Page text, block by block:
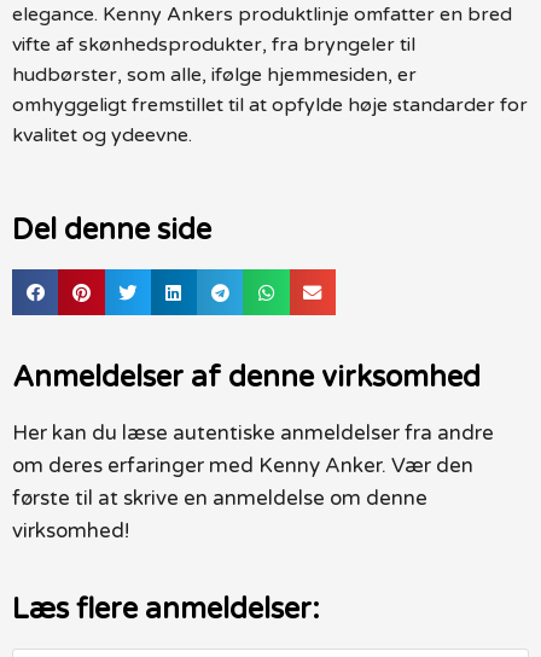
elegance. Kenny Ankers produktlinje omfatter en bred
vifte af skønhedsprodukter, fra bryngeler til
hudbørster, som alle, ifølge hjemmesiden, er
omhyggeligt fremstillet til at opfylde høje standarder for
kvalitet og ydeevne.
Del denne side
Anmeldelser af denne virksomhed
Her kan du læse autentiske anmeldelser fra andre
om deres erfaringer med Kenny Anker. Vær den
første til at skrive en anmeldelse om denne
virksomhed!
Læs flere anmeldelser: